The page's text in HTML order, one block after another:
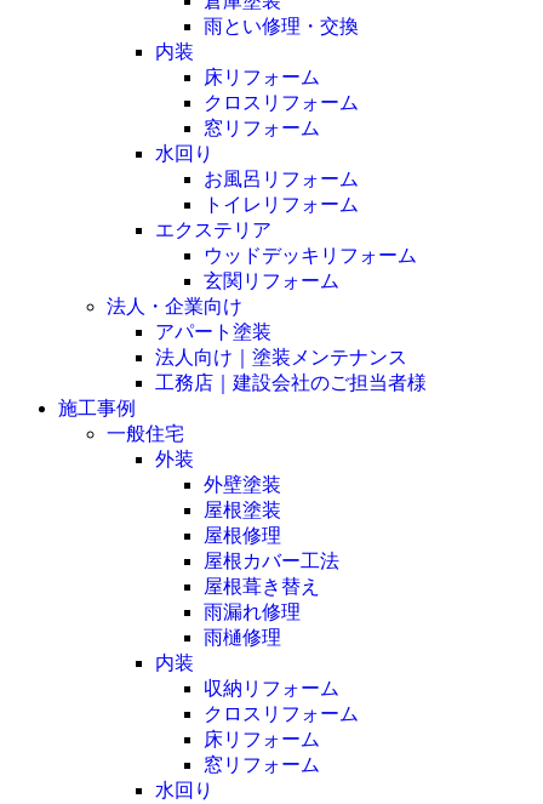
雨とい修理・交換
内装
床リフォーム
クロスリフォーム
窓リフォーム
水回り
お風呂リフォーム
トイレリフォーム
エクステリア
ウッドデッキリフォーム
玄関リフォーム
法人・企業向け
アパート塗装
法人向け｜塗装メンテナンス
工務店｜建設会社のご担当者様
施工事例
一般住宅
外装
外壁塗装
屋根塗装
屋根修理
屋根カバー工法
屋根葺き替え
雨漏れ修理
雨樋修理
内装
収納リフォーム
クロスリフォーム
床リフォーム
窓リフォーム
水回り